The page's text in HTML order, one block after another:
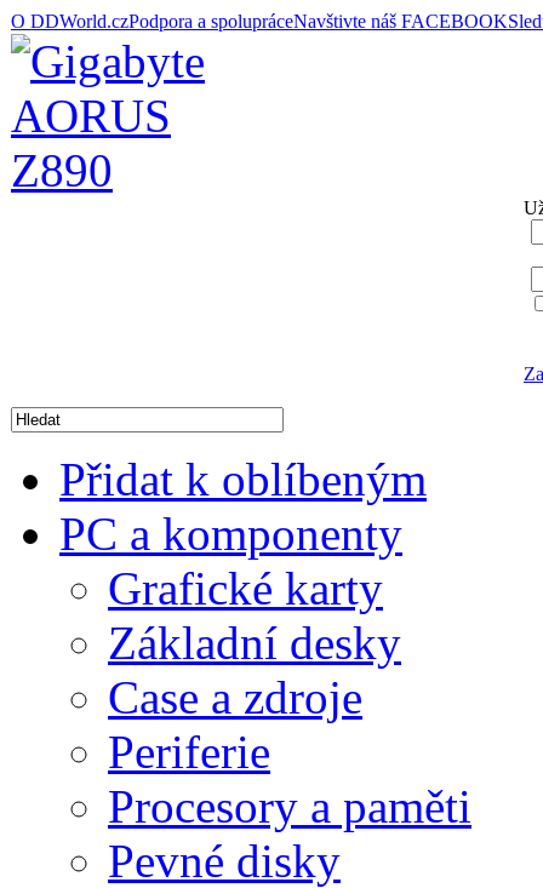
O DDWorld.czPodpora a spolupráceNavštivte náš FACEBOOK
Přidat k oblíbeným
PC a komponenty
Grafické karty
Základní desky
Case a zdroje
Periferie
Procesory a paměti
Pevné disky